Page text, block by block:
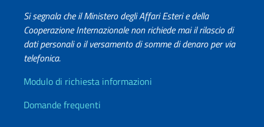
Si segnala che il Ministero degli Affari Esteri e della
Cooperazione Internazionale non richiede mai il rilascio di
dati personali o il versamento di somme di denaro per via
telefonica.
Info utili
Modulo di richiesta informazioni
Domande frequenti